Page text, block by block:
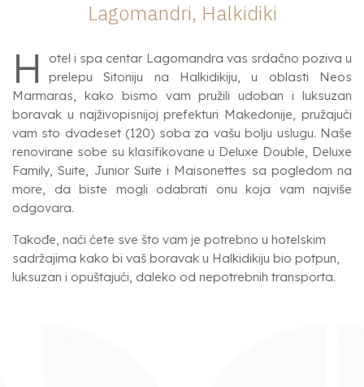
Lagomandri, Halkidiki
H
otel i spa centar Lagomandra vas srdačno poziva u
prelepu Sitoniju na Halkidikiju, u oblasti Neos
Marmaras, kako bismo vam pružili udoban i luksuzan
boravak u najživopisnijoj prefekturi Makedonije, pružajući
vam sto dvadeset (120) soba za vašu bolju uslugu. Naše
renovirane sobe su klasifikovane u Deluxe Double, Deluxe
Family, Suite, Junior Suite i Maisonettes sa pogledom na
more, da biste mogli odabrati onu koja vam najviše
odgovara.
Takođe, naći ćete sve što vam je potrebno u hotelskim
sadržajima kako bi vaš boravak u Halkidikiju bio potpun,
luksuzan i opuštajući, daleko od nepotrebnih transporta.